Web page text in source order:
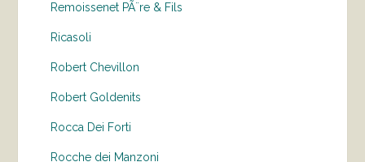
Remoissenet PÃ¨re & Fils
Ricasoli
Robert Chevillon
Robert Goldenits
Rocca Dei Forti
Rocche dei Manzoni